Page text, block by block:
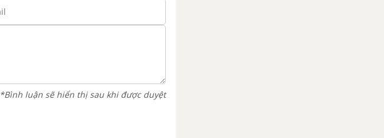
*Bình luận sẽ hiển thị sau khi được duyệt